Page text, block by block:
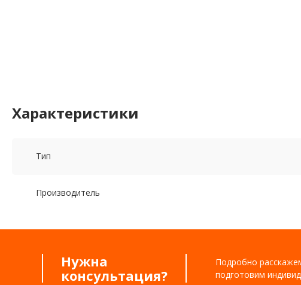
Характеристики
Тип
Производитель
Нужна
консультация?
Подробно
подготовим